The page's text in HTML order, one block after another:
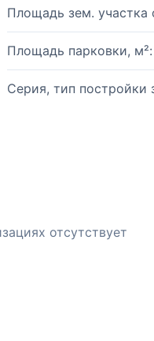
Площадь зем.
Площадь парковки, м²:
Серия, тип постройки
отсутствует